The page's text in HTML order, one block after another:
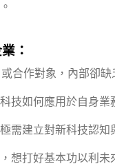
：
合作對象，內部卻
技如何應用於自身業
需建立對新科技認知
想打好基本功以利未